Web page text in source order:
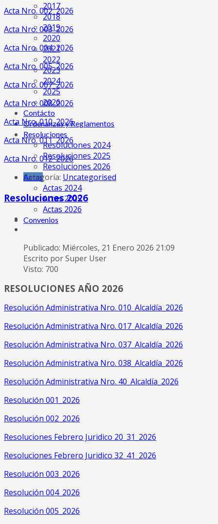
2017
2018
2019
2020
2021
2022
2023
2024
2025
2026
Contácto
Ordenanzas y Reglamentos
Resoluciones
Resoluciones 2024
Resoluciones 2025
Resoluciones 2026
Actas
Actas 2024
Actas 2025
Actas 2026
Convenios
Acta Nro. 002_2026
Acta Nro. 003_2026
Acta Nro. 004_2026
Acta Nro. 005_2026
Acta Nro. 007_2026
Acta Nro. 008_2026
Acta Nro. 010_2026
Acta Nro. 011_2026
Acta Nro. 012_2026
Categoría: Uncategorised
Resoluciones 2026
Publicado: Miércoles, 21 Enero 2026 21:09
Escrito por Super User
Visto: 700
RESOLUCIONES AÑO 2026
Resolución Administrativa Nro. 010_Alcaldía_2026
Resolución Administrativa Nro. 017_Alcaldía_2026
Resolución Administrativa Nro. 037_Alcaldía_2026
Resolución Administrativa Nro. 038_Alcaldía_2026
Resolución Administrativa Nro. 40_Alcaldía_2026
Resolución 001_2026
Resolución 002_2026
Resoluciones Febrero Juridico 20_31_2026
Resoluciones Febrero Juridico 32_41_2026
Resolución 003_2026
Resolución 004_2026
Resolución 005_2026